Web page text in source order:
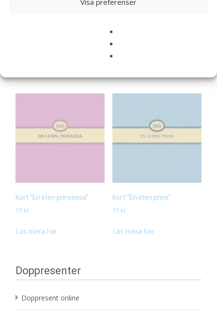
Visa preferenser
Namngivningsdagen”
15
Kort “En liten prinsessa”
15 kr
Läs mera här
Kort “En liten prins”
15 kr
Läs mera här
Doppresenter
Doppresent online